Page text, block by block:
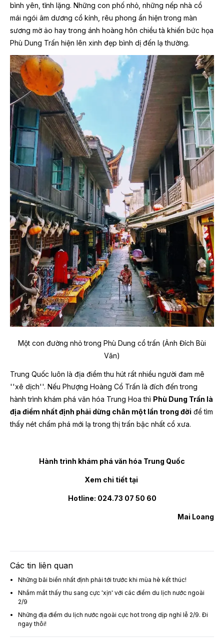
bình yên, tĩnh lặng. Những con phố nhỏ, những nếp nhà cổ
mái ngói âm dương cổ kính, rêu phong ẩn hiện trong màn
sương mờ ảo hay trong ánh hoàng hôn chiều tà khiến bức họa
Phù Dung Trấn hiện lên xinh đẹp bình dị đến lạ thường.
Một con đường nhỏ trong Phù Dung cổ trấn (Ảnh Đích Bùi
Văn)
Trung Quốc luôn là địa điểm thu hút rất nhiều người đam mê
''xê dịch''. Nếu Phượng Hoàng Cổ Trấn là đích đến trong
hành trình khám phá văn hóa Trung Hoa thì Phù Dung Trấn là
địa điểm nhất định phải dừng chân một lần trong đời để tìm
thấy nét chấm phá mới lạ trong thị trấn bậc nhất cổ xưa.
Hành trình khám phá văn hóa Trung Quốc
Xem chi tiết tại
Hotline: 024.73 07 50 60
Mai Loang
Các tin liên quan
Những bãi biển nhất định phải tới trước khi mùa hè kết thúc!
Nhắm mắt thấy thu sang cực 'xịn' với các điểm du lịch nước ngoài
2/9
Những địa điểm du lịch nước ngoài cực hot trong dịp nghỉ lễ 2/9. Đi
ngay thôi!